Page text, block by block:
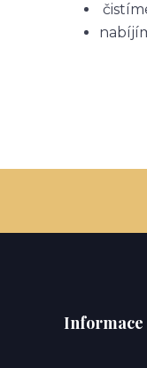
Informace